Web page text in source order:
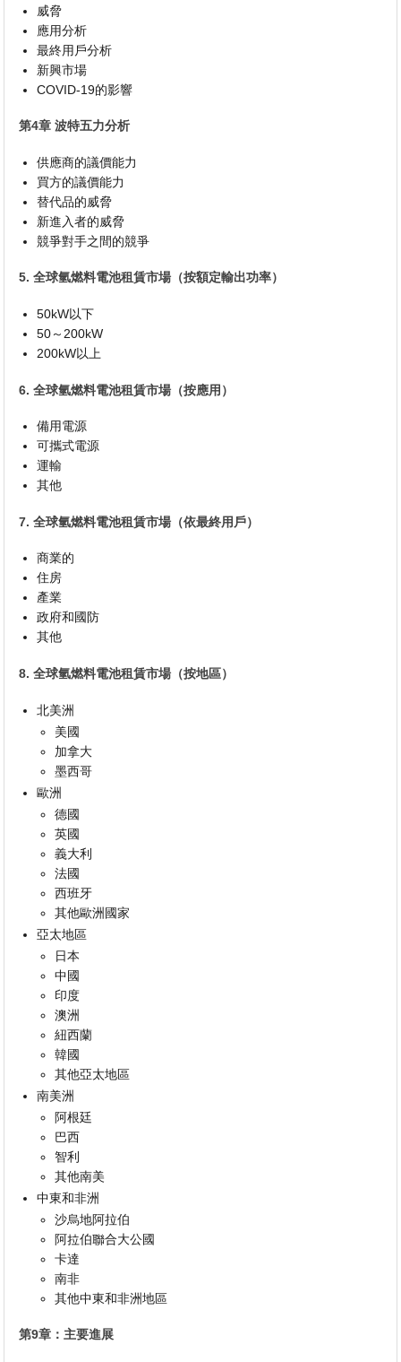
威脅
應用分析
最終用戶分析
新興市場
COVID-19的影響
第4章 波特五力分析
供應商的議價能力
買方的議價能力
替代品的威脅
新進入者的威脅
競爭對手之間的競爭
5. 全球氫燃料電池租賃市場（按額定輸出功率）
50kW以下
50～200kW
200kW以上
6. 全球氫燃料電池租賃市場（按應用）
備用電源
可攜式電源
運輸
其他
7. 全球氫燃料電池租賃市場（依最終用戶）
商業的
住房
產業
政府和國防
其他
8. 全球氫燃料電池租賃市場（按地區）
北美洲
美國
加拿大
墨西哥
歐洲
德國
英國
義大利
法國
西班牙
其他歐洲國家
亞太地區
日本
中國
印度
澳洲
紐西蘭
韓國
其他亞太地區
南美洲
阿根廷
巴西
智利
其他南美
中東和非洲
沙烏地阿拉伯
阿拉伯聯合大公國
卡達
南非
其他中東和非洲地區
第9章：主要進展